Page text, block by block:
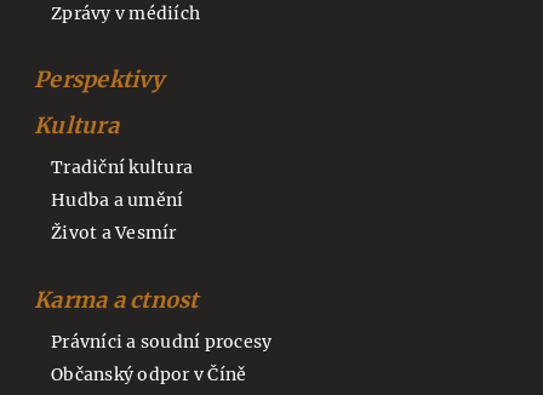
Zprávy v médiích
Perspektivy
Kultura
Tradiční kultura
Hudba a umění
Život a Vesmír
Karma a ctnost
Právníci a soudní procesy
Občanský odpor v Číně